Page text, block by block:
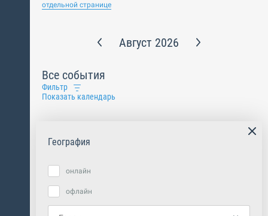
отдельной странице
Август 2026
Все события
Фильтр
Показать календарь
География
онлайн
офлайн